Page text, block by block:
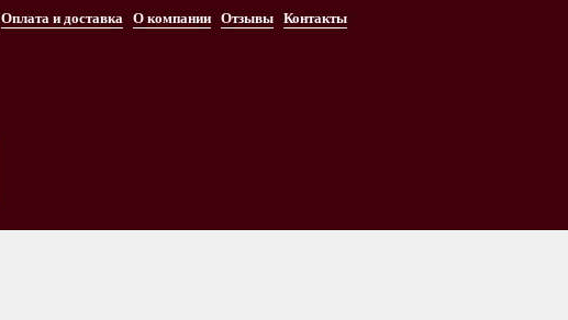
Оплата и доставка О компании Отзывы Контакты